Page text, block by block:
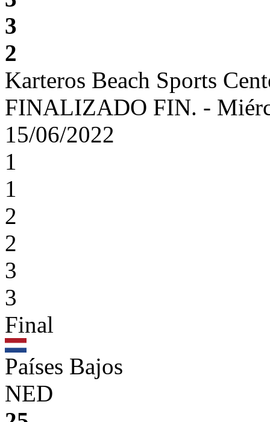
3
2
Karteros Beach Sports
FINALIZADO FIN. -
15/06/2022
1
1
2
2
3
3
Final
Países Bajos
NED